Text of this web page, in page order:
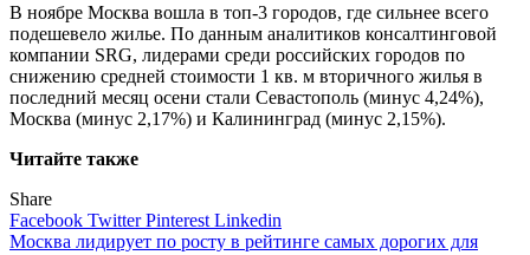
В ноябре Москва вошла в топ-3 городов, где сильнее всего
подешевело жилье. По данным аналитиков консалтинговой
компании SRG, лидерами среди российских городов по
снижению средней стоимости 1 кв. м вторичного жилья в
последний месяц осени стали Севастополь (минус 4,24%),
Москва (минус 2,17%) и Калининград (минус 2,15%).
Читайте также
Share
Facebook TwitterPinterest Linkedin
Навигация
Москва лидирует по росту в рейтинге самых дорогих для